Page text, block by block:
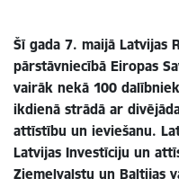
Šī gada 7. maijā Latvijas
pārstāvniecībā Eiropas
vairāk nekā 100
ikdienā strādā ar
attīstību un ieviešanu.
Latvijas Investīciju un
Ziemeļvalstu un Baltijas